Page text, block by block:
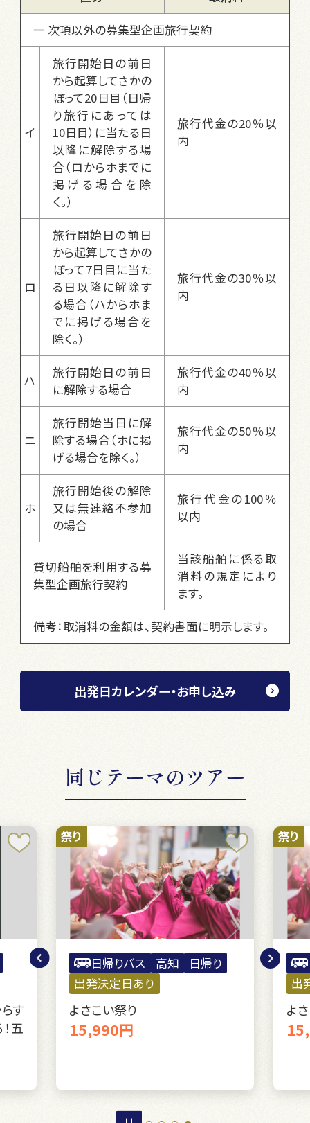
一 次項以外の募集型企画旅行契約
イ
旅行開始日の前日
から起算してさかの
ぼって20日目（日帰
り旅行にあっては
10日目）に当たる日
以降に解除する場
合（ロからホまでに
掲げる場合を除
く。）
旅行代金の20％以
内
ロ
旅行開始日の前日
から起算してさかの
ぼって7日目に当た
る日以降に解除す
る場合（ハからホま
でに掲げる場合を
除く。）
旅行代金の30％以
内
ハ
旅行開始日の前日
に解除する場合
旅行代金の40％以
内
ニ
旅行開始当日に解
除する場合（ホに掲
げる場合を除く。）
旅行代金の50％以
内
ホ
旅行開始後の解除
又は無連絡不参加
の場合
旅行代金の100％
以内
貸切船舶を利用する募
集型企画旅行契約
当該船舶に係る取
消料の規定により
ます。
備考：取消料の金額は、契約書面に明示します。
出発日カレンダー・お申し込み
同じテーマのツアー
す
五
祭り
日帰りバス 高知
日帰り
出発決定日あり
よさこい祭り
15,990円
祭り
出
よ